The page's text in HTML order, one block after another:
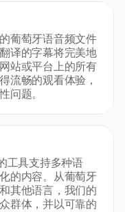
葡萄牙语音频文件
译的字幕将完美地
站或平台上的所有
流畅的观看体验，
问题。
工具支持多种语
的内容。从葡萄牙
其他语言，我们的
群体，并以可靠的